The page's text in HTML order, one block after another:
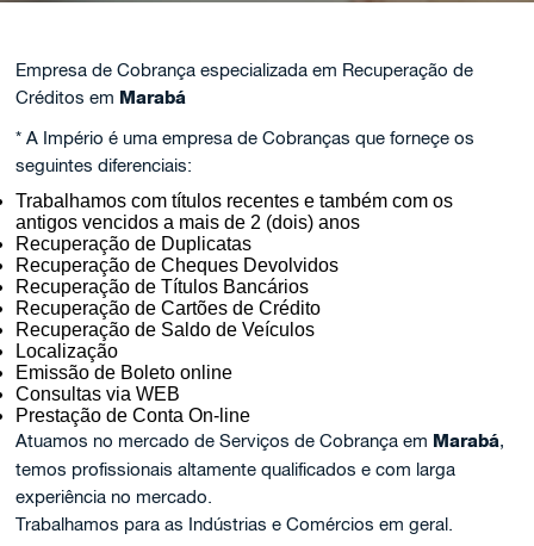
Empresa de Cobrança especializada em Recuperação de
Créditos em Marabá
* A Império é uma empresa de Cobranças que forneçe os
seguintes diferenciais:
Trabalhamos com títulos recentes e também com os
antigos vencidos a mais de 2 (dois) anos
Recuperação de Duplicatas
Recuperação de Cheques Devolvidos
Recuperação de Títulos Bancários
Recuperação de Cartões de Crédito
Recuperação de Saldo de Veículos
Localização
Emissão de Boleto online
Consultas via WEB
Prestação de Conta On-line
Atuamos no mercado de Serviços de Cobrança em Marabá,
temos profissionais altamente qualificados e com larga
experiência no mercado.
Trabalhamos para as Indústrias e Comércios em geral.